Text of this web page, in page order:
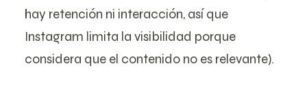
hay retención ni interacción, así que
Instagram limita la visibilidad porque
considera que el contenido no es relevante).